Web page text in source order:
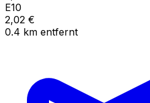
E10
2,02 €
0.4 km entfernt